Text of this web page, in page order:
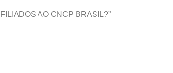
AO CNCP BRASIL?”